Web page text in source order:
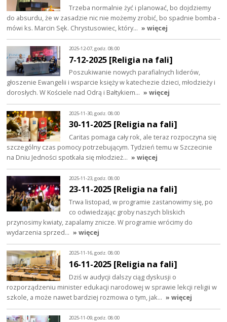
Trzeba normalnie żyć i planować, bo dojdziemy
do absurdu, że w zasadzie nic nie możemy zrobić, bo spadnie bomba -
mówi ks. Marcin Sęk. Chrystusowiec, który… » więcej
2025-12-07, godz. 08:00
7-12-2025 [Religia na fali]
Poszukiwanie nowych parafialnych liderów,
głoszenie Ewangelii i wsparcie księży w katechezie dzieci, młodzieży i
dorosłych. W Kościele nad Odrą i Bałtykiem… » więcej
2025-11-30, godz. 08:00
30-11-2025 [Religia na fali]
Caritas pomaga cały rok, ale teraz rozpoczyna się
szczególny czas pomocy potrzebującym. Tydzień temu w Szczecinie
na Dniu Jedności spotkała się młodzież… » więcej
2025-11-23, godz. 08:00
23-11-2025 [Religia na fali]
Trwa listopad, w programie zastanowimy się, po
co odwiedzając groby naszych bliskich
przynosimy kwiaty, zapalamy znicze. W programie wrócimy do
wydarzenia sprzed… » więcej
2025-11-16, godz. 08:00
16-11-2025 [Religia na fali]
Dziś w audycji dalszy ciąg dyskusji o
rozporządzeniu minister edukacji narodowej w sprawie lekcji religii w
szkole, a może nawet bardziej rozmowa o tym, jak… » więcej
2025-11-09, godz. 08:00